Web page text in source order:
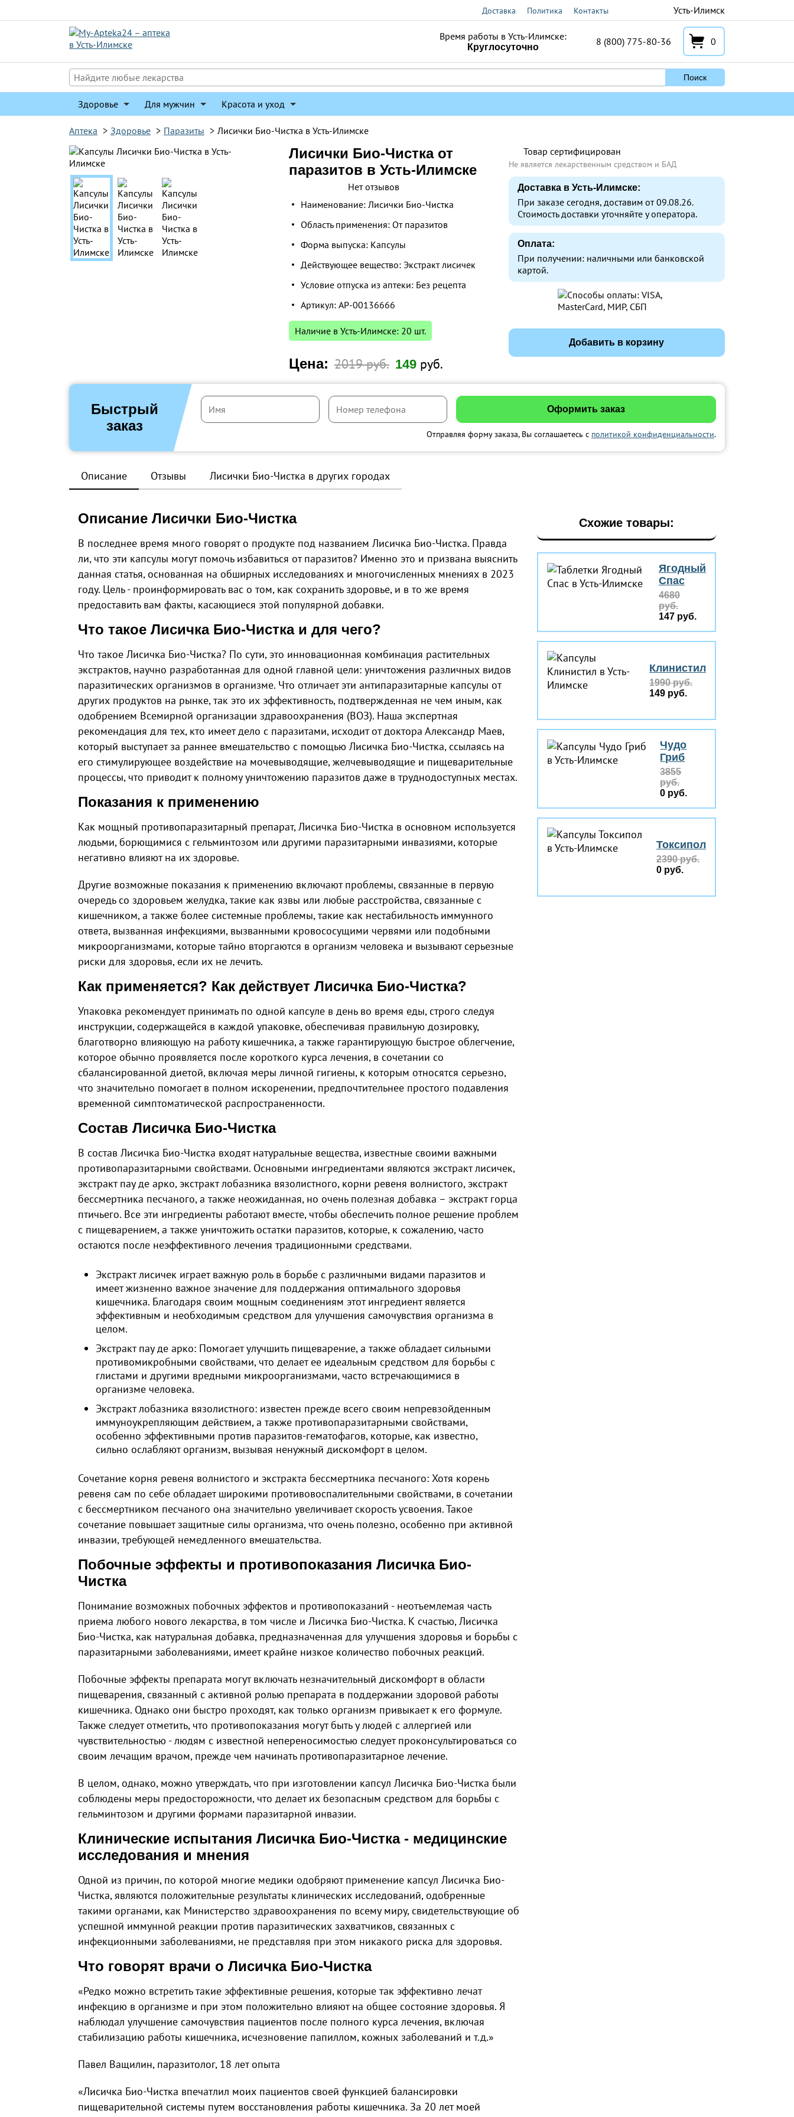
к
Доставка Политика Контакты Усть-Илимск
Время работы в Усть-Илимске:
Круглосуточно 8 (800) 775-80-36 0
Поиск
Здоровье Для мужчин Красота и уход
Аптека > Здоровье > Паразиты > Лисички Био-Чистка в Усть-Илимске
Лисички Био-Чистка от
паразитов в Усть-Илимске
Нет отзывов
Наименование: Лисички Био-Чистка
Область применения: От паразитов
Форма выпуска: Капсулы
Действующее вещество: Экстракт лисичек
Условие отпуска из аптеки: Без рецепта
Артикул: AP-00136666
Наличие в Усть-Илимске: 20 шт.
Цена: 2019 руб. 149руб.
Товар сертифицирован
Не является лекарственным средством и БАД
Доставка в Усть-Илимске:
При заказе сегодня, доставим от 09.08.26.
Стоимость доставки уточняйте у оператора.
Оплата:
При получении: наличными или банковской
картой.
Добавить в корзину
Быстрый
заказ
Отправляя форму заказа, Вы соглашаетесь с политикой конфиденциальности.
Описание Отзывы Лисички Био-Чистка в других городах
Описание Лисички Био-Чистка
В последнее время много говорят о продукте под названием Лисичка Био-Чистка. Правда
ли, что эти капсулы могут помочь избавиться от паразитов? Именно это и призвана выяснить
данная статья, основанная на обширных исследованиях и многочисленных мнениях в 2023
году. Цель - проинформировать вас о том, как сохранить здоровье, и в то же время
предоставить вам факты, касающиеся этой популярной добавки.
Что такое Лисичка Био-Чистка и для чего?
Что такое Лисичка Био-Чистка? По сути, это инновационная комбинация растительных
экстрактов, научно разработанная для одной главной цели: уничтожения различных видов
паразитических организмов в организме. Что отличает эти антипаразитарные капсулы от
других продуктов на рынке, так это их эффективность, подтвержденная не чем иным, как
одобрением Всемирной организации здравоохранения (ВОЗ). Наша экспертная
рекомендация для тех, кто имеет дело с паразитами, исходит от доктора Александр Маев,
который выступает за раннее вмешательство с помощью Лисичка Био-Чистка, ссылаясь на
его стимулирующее воздействие на мочевыводящие, желчевыводящие и пищеварительные
процессы, что приводит к полному уничтожению паразитов даже в труднодоступных местах.
Показания к применению
Как мощный противопаразитарный препарат, Лисичка Био-Чистка в основном используется
людьми, борющимися с гельминтозом или другими паразитарными инвазиями, которые
негативно влияют на их здоровье.
Другие возможные показания к применению включают проблемы, связанные в первую
очередь со здоровьем желудка, такие как язвы или любые расстройства, связанные с
кишечником, а также более системные проблемы, такие как нестабильность иммунного
ответа, вызванная инфекциями, вызванными кровососущими червями или подобными
микроорганизмами, которые тайно вторгаются в организм человека и вызывают серьезные
риски для здоровья, если их не лечить.
Как применяется? Как действует Лисичка Био-Чистка?
Упаковка рекомендует принимать по одной капсуле в день во время еды, строго следуя
инструкции, содержащейся в каждой упаковке, обеспечивая правильную дозировку,
благотворно влияющую на работу кишечника, а также гарантирующую быстрое облегчение,
которое обычно проявляется после короткого курса лечения, в сочетании со
сбалансированной диетой, включая меры личной гигиены, к которым относятся серьезно,
что значительно помогает в полном искоренении, предпочтительнее простого подавления
временной симптоматической распространенности.
Состав Лисичка Био-Чистка
В состав Лисичка Био-Чистка входят натуральные вещества, известные своими важными
противопаразитарными свойствами. Основными ингредиентами являются экстракт лисичек,
экстракт пау де арко, экстракт лобазника вязолистного, корни ревеня волнистого, экстракт
бессмертника песчаного, а также неожиданная, но очень полезная добавка – экстракт горца
птичьего. Все эти ингредиенты работают вместе, чтобы обеспечить полное решение проблем
с пищеварением, а также уничтожить остатки паразитов, которые, к сожалению, часто
остаются после неэффективного лечения традиционными средствами.
Экстракт лисичек играет важную роль в борьбе с различными видами паразитов и
имеет жизненно важное значение для поддержания оптимального здоровья
кишечника. Благодаря своим мощным соединениям этот ингредиент является
эффективным и необходимым средством для улучшения самочувствия организма в
целом.
Экстракт пау де арко: Помогает улучшить пищеварение, а также обладает сильными
противомикробными свойствами, что делает ее идеальным средством для борьбы с
глистами и другими вредными микроорганизмами, часто встречающимися в
организме человека.
Экстракт лобазника вязолистного: известен прежде всего своим непревзойденным
иммуноукрепляющим действием, а также противопаразитарными свойствами,
особенно эффективными против паразитов-гематофагов, которые, как известно,
сильно ослабляют организм, вызывая ненужный дискомфорт в целом.
Сочетание корня ревеня волнистого и экстракта бессмертника песчаного: Хотя корень
ревеня сам по себе обладает широкими противовоспалительными свойствами, в сочетании
с бессмертником песчаного она значительно увеличивает скорость усвоения. Такое
сочетание повышает защитные силы организма, что очень полезно, особенно при активной
инвазии, требующей немедленного вмешательства.
Побочные эффекты и противопоказания Лисичка Био-
Чистка
Понимание возможных побочных эффектов и противопоказаний - неотъемлемая часть
приема любого нового лекарства, в том числе и Лисичка Био-Чистка. К счастью, Лисичка
Био-Чистка, как натуральная добавка, предназначенная для улучшения здоровья и борьбы с
паразитарными заболеваниями, имеет крайне низкое количество побочных реакций.
Побочные эффекты препарата могут включать незначительный дискомфорт в области
пищеварения, связанный с активной ролью препарата в поддержании здоровой работы
кишечника. Однако они быстро проходят, как только организм привыкает к его формуле.
Также следует отметить, что противопоказания могут быть у людей с аллергией или
чувствительностью - людям с известной непереносимостью следует проконсультироваться со
своим лечащим врачом, прежде чем начинать противопаразитарное лечение.
В целом, однако, можно утверждать, что при изготовлении капсул Лисичка Био-Чистка были
соблюдены меры предосторожности, что делает их безопасным средством для борьбы с
гельминтозом и другими формами паразитарной инвазии.
Клинические испытания Лисичка Био-Чистка - медицинские
исследования и мнения
Одной из причин, по которой многие медики одобряют применение капсул Лисичка Био-
Чистка, являются положительные результаты клинических исследований, одобренные
такими органами, как Министерство здравоохранения по всему миру, свидетельствующие об
успешной иммунной реакции против паразитических захватчиков, связанных с
инфекционными заболеваниями, не представляя при этом никакого риска для здоровья.
Что говорят врачи о Лисичка Био-Чистка
«Редко можно встретить такие эффективные решения, которые так эффективно лечат
инфекцию в организме и при этом положительно влияют на общее состояние здоровья. Я
наблюдал улучшение самочувствия пациентов после полного курса лечения, включая
стабилизацию работы кишечника, исчезновение папиллом, кожных заболеваний и т.д.»
Павел Ващилин, паразитолог, 18 лет опыта
«Лисичка Био-Чистка впечатлил моих пациентов своей функцией балансировки
пищеварительной системы путем восстановления работы кишечника. За 20 лет моей
Схожие товары:
Ягодный
Спас
4680
руб.
147 руб.
Клинистил
1990 руб.
149 руб.
Чудо
Гриб
3855
руб.
0 руб.
Токсипол
2390 руб.
0 руб.